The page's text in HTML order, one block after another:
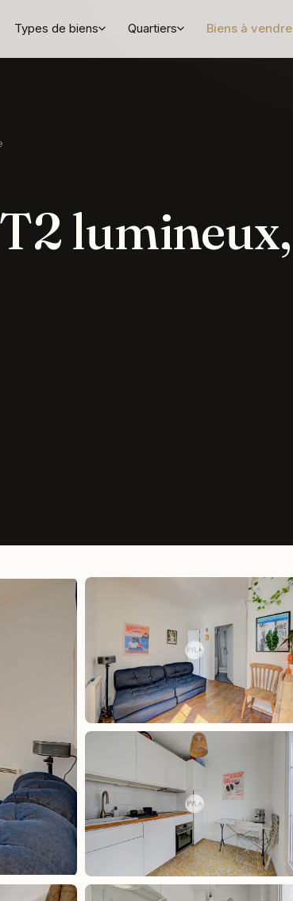
Types de biens Quartiers Biens à vendre
lumineux,